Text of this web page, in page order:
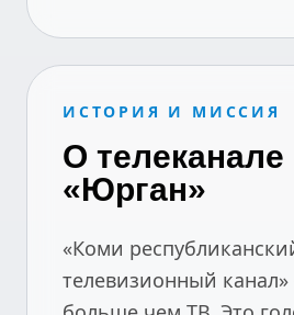
ИСТОРИЯ И МИССИЯ
О телеканале
«Юрган»
«Коми
телевизионный